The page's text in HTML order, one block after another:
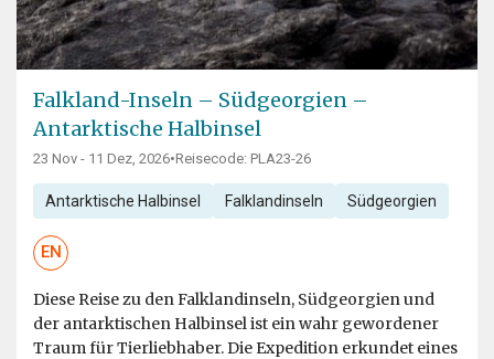
Falkland-Inseln – Südgeorgien –
Antarktische Halbinsel
23 Nov - 11 Dez, 2026•Reisecode: PLA23-26
Antarktische Halbinsel Falklandinseln Südgeorgien
EN
Diese Reise zu den Falklandinseln, Südgeorgien und
der antarktischen Halbinsel ist ein wahr gewordener
Traum für Tierliebhaber. Die Expedition erkundet eines